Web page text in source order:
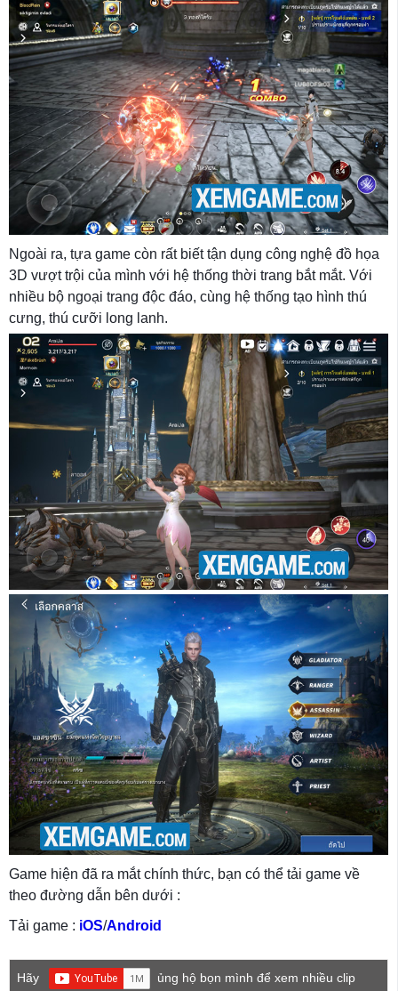
Ngoài ra, tựa game còn rất biết tận dụng công nghệ đồ họa
3D vượt trội của mình với hệ thống thời trang bắt mắt. Với
nhiều bộ ngoại trang độc đáo, cùng hệ thống tạo hình thú
cưng, thú cưỡi long lanh.
Game hiện đã ra mắt chính thức, bạn có thể tải game về
theo đường dẫn bên dưới :
Tải game : iOS/Android
Hãy
ủng hộ bọn mình để xem nhiều clip